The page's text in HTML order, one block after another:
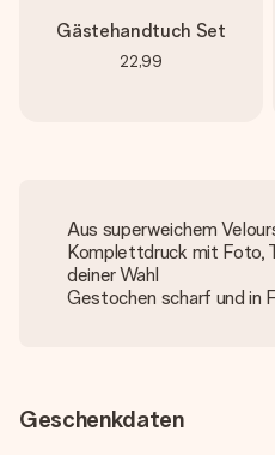
Gästehandtuch Set
22,99
Aus superweichem
Komplettdruck mit Foto,
deiner Wahl
Gestochen scharf und in
Geschenkdaten